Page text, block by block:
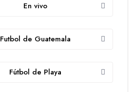
En vivo
Futbol de Guatemala
Fútbol de Playa